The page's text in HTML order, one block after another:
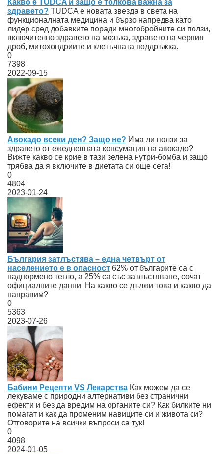
Какво е TUDCA и защо е толкова важна за
здравето? TUDCA е новата звезда в света на
функционалната медицина и бързо напредва като
лидер сред добавките поради многобройните си ползи,
включително здравето на мозъка, здравето на черния
дроб, митохондриите и клетъчната поддръжка.
0
7398
2022-09-15
Авокадо всеки ден? Защо не? Има ли ползи за
здравето от ежедневната консумация на авокадо?
Вижте какво се крие в тази зелена нутри-бомба и защо
трябва да я включите в диетата си още сега!
0
4804
2023-01-24
България затлъстява – една четвърт от
населението е в опасност 62% от българите са с
наднормено тегло, а 25% са със затлъстяване, сочат
официалните данни. На какво се дължи това и какво да
направим?
0
5363
2023-07-26
Бабини Рецепти VS Лекарства Как можем да се
лекуваме с природни алтернативи без странични
ефекти и без да вредим на органите си? Как билките ни
помагат и как да променим навиците си и живота си?
Отговорите на всички въпроси са тук!
0
4098
2024-01-05